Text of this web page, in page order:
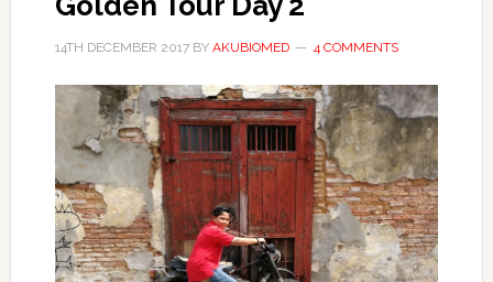
14TH DECEMBER 2017BY AKUBIOMED 4 COMMENTS